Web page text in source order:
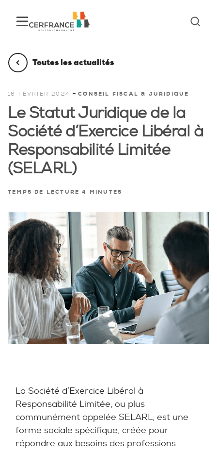
Toutes les actualités
16 FÉVRIER 2024 -CONSEIL FISCAL & JURIDIQUE
Le Statut Juridique de la
Société d’Exercice Libéral à
Responsabilité Limitée
(SELARL)
TEMPS DE LECTURE 4 MINUTES
La Société d’Exercice Libéral à
Responsabilité Limitée, ou plus
communément appelée SELARL, est une
forme sociale spécifique, créée pour
répondre aux besoins des professions